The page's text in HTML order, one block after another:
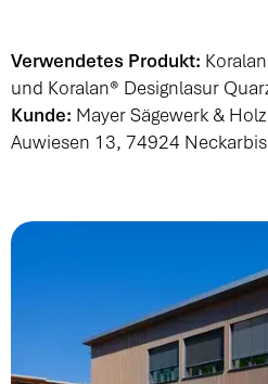
Verwendetes Produkt:
und Koralan® Designlasur
Kunde: Mayer Sägewerk &
Auwiesen 13, 74924